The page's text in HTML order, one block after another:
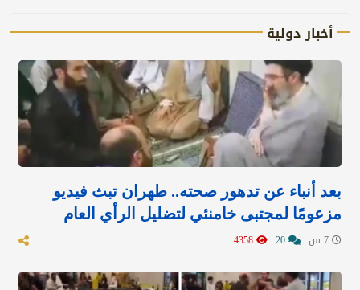
أخبار دولية
بعد أنباء عن تدهور صحته.. طهران تبث فيديو
مزعومًا لمجتبى خامنئي لتضليل الرأي العام